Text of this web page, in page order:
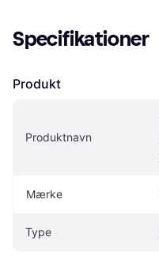
Specifikationer
Produkt
Produktnavn
Mærke
Type